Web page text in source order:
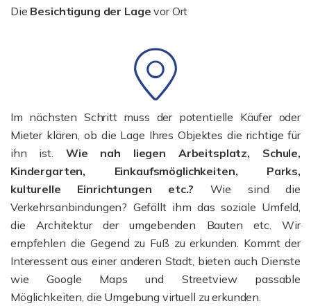
Die Besichtigung der Lagevor Ort
Im nächsten Schritt muss der potentielle Käufer oder
Mieter klären, ob die Lage Ihres Objektes die richtige für
ihn ist. Wie nah liegen Arbeitsplatz, Schule,
Kindergarten, Einkaufsmöglichkeiten, Parks,
kulturelle Einrichtungen etc.? Wie sind die
Verkehrsanbindungen? Gefällt ihm das soziale Umfeld,
die Architektur der umgebenden Bauten etc. Wir
empfehlen die Gegend zu Fuß zu erkunden. Kommt der
Interessent aus einer anderen Stadt, bieten auch Dienste
wie Google Maps und Streetview passable
Möglichkeiten, die Umgebung virtuell zu erkunden.